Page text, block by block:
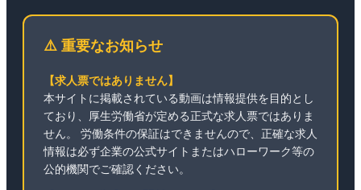
⚠️ 重要なお知らせ
【求人票ではありません】
本サイトに掲載されている動画は情報提供を目的とし
ており、厚生労働省が定める正式な求人票ではありま
せん。 労働条件の保証はできませんので、正確な求人
情報は必ず企業の公式サイトまたはハローワーク等の
公的機関でご確認ください。